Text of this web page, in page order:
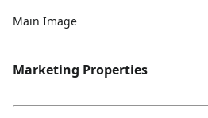
Main Image
Marketing Properties